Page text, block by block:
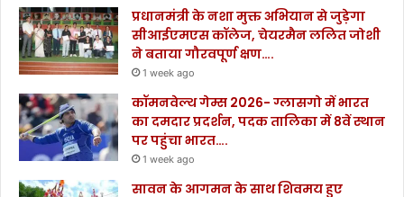
प्रधानमंत्री के नशा मुक्त अभियान से जुड़ेगा
सीआईएमएस कॉलेज, चेयरमैन ललित जोशी
ने बताया गौरवपूर्ण क्षण….
1 week ago
कॉमनवेल्थ गेम्स 2026- ग्लासगो में भारत
का दमदार प्रदर्शन, पदक तालिका में 8वें स्थान
पर पहुंचा भारत….
1 week ago
सावन के आगमन के साथ शिवमय हुए